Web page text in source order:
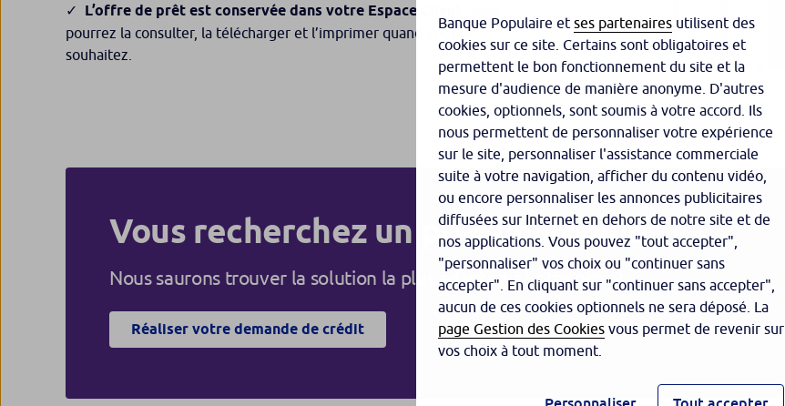
L’offre de prêt est conservée dans votre Espace Client
pourrez la consulter, la télécharger et l’imprimer quand vous le
souhaitez.
Vous recherchez un prêt immobilier ?
Nous saurons trouver la solution la plus adaptée à votre projet
Réaliser votre demande de crédit
Banque Populaire et ses partenaires utilisent des
cookies sur ce site. Certains sont obligatoires et
permettent le bon fonctionnement du site et la
mesure d'audience de manière anonyme. D'autres
cookies, optionnels, sont soumis à votre accord. Ils
nous permettent de personnaliser votre expérience
sur le site, personnaliser l'assistance commerciale
suite à votre navigation, afficher du contenu vidéo,
ou encore personnaliser les annonces publicitaires
diffusées sur Internet en dehors de notre site et de
nos applications. Vous pouvez "tout accepter",
"personnaliser" vos choix ou "continuer sans
accepter". En cliquant sur "continuer sans accepter",
aucun de ces cookies optionnels ne sera déposé. La
page Gestion des Cookies vous permet de revenir sur
vos choix à tout moment.